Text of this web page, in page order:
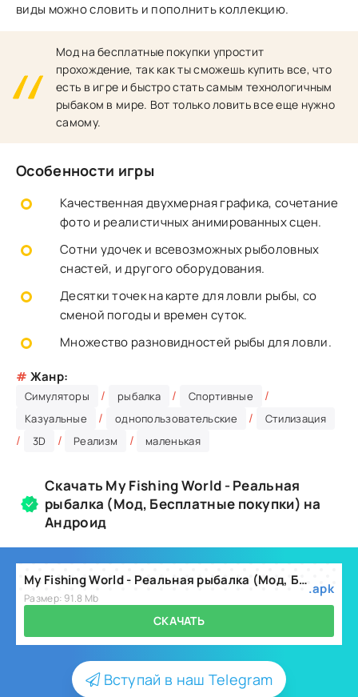
виды можно словить и пополнить коллекцию.
Мод на бесплатные покупки упростит
прохождение, так как ты сможешь купить все, что
есть в игре и быстро стать самым технологичным
рыбаком в мире. Вот только ловить все еще нужно
самому.
Особенности игры
Качественная двухмерная графика, сочетание
фото и реалистичных анимированных сцен.
Сотни удочек и всевозможных рыболовных
снастей, и другого оборудования.
Десятки точек на карте для ловли рыбы, со
сменой погоды и времен суток.
Множество разновидностей рыбы для ловли.
# Жанр:
Симуляторы / рыбалка / Спортивные /
Казуальные / однопользовательские / Стилизация
/ 3D / Реализм / маленькая
Скачать My Fishing World - Реальная
рыбалка (Мод, Бесплатные покупки) на
Андроид
My Fishing World - Реальная рыбалка (Мод, Бесплатные покупки) v1.16.28
Размер: 91.8 Mb
.apk
СКАЧАТЬ
Вступай в наш Telegram